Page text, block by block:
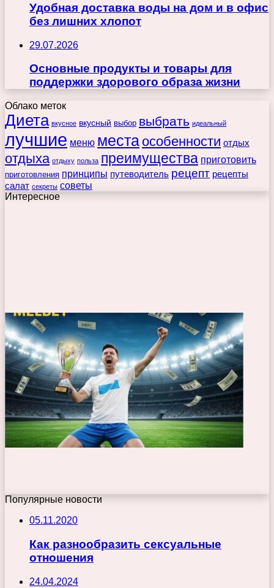
Удобная доставка воды на дом и в офис
без лишних хлопот
29.07.2026
Основные продукты и товары для
поддержки здорового образа жизни
Облако меток
Диета вкусное вкусный выбор выбрать идеальный
лучшие меню места особенности отдых
отдыха отдыху польза преимущества приготовить
приготовления принципы путеводитель рецепт рецепты
салат секреты советы
Интересное
Популярные новости
05.11.2020
Как разнообразить сексуальные
отношения
24.04.2024